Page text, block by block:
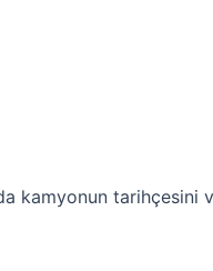
kamyonun